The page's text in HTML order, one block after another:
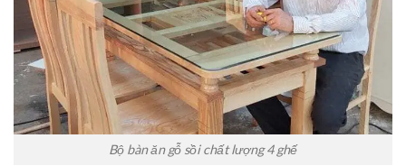
Bộ bàn ăn gỗ sồi chất lượng 4 ghế